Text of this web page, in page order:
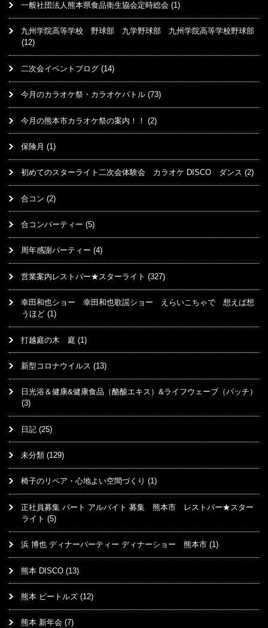
一般社団法人熊本県食品衛生協会定時総会 (1)
九州学院高等学校 野球部 九学野球部 九州学院高等学校野球部
(12)
二次会イベントブログ (14)
今月のカラオケ祭・カラオケバトル (73)
今月の熊本市カラオケ祭の案内！！ (2)
保険月 (1)
初めてのスターライト二次会体験会 カラオケ DISCO ダンス (2)
合コン (2)
合コンパーティー (5)
周年感謝パーティー (4)
営業案内レストバー★スターライト (327)
幸田和也ショー 幸田和也歌謡ショー えらいこちゃで 想えば想
うほど (1)
打越庭の木 庭 (1)
新型コロナウイルス (13)
日光浴＆健康&健康食品（酪酸エキス）&ライフウェーブ（パッチ）
(3)
日記 (25)
未分類 (129)
椅子のリペア・心地よい空間づくり (1)
正社員募集 パート アルバイト 募集 熊本市 レストバー★スター
ライト (5)
浜 博也 ディナーパーティー ディナーショー 熊本市 (1)
熊本 DISCO (13)
熊本 ビートルズ (12)
熊本 新年会 (7)